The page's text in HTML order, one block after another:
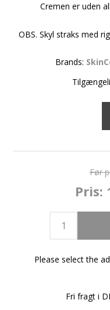
Cremen er uden
OBS. Skyl straks med
Brands:
Før
Pris:
Please select the
Fri fragt i